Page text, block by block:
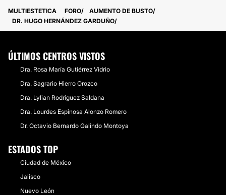
MULTIESTETICA FORO
AUMENTO DE BUSTO
DR. HUGO HERNÁNDEZ GARDUÑO
ÚLTIMOS CENTROS VISTOS
Dra. Rosa María Gutiérrez Vidrio
Dra. Sagrario Hierro Orozco
Dra. Lylian Rodriguez Saldana
Dra. Lourdes Espinosa Alonzo Romero
Dr. Octavio Bernardo Galindo Montoya
ESTADOS TOP
Ciudad de México
Jalisco
Nuevo León